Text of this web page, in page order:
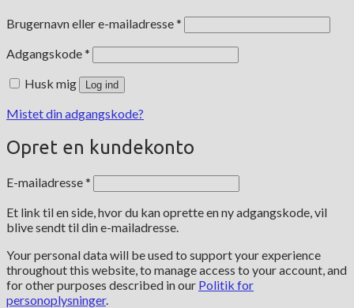
Brugernavn eller e-mailadresse* Påkrævet
Adgangskode* Påkrævet
Husk mig Log ind
Mistet din adgangskode?
Opret en kundekonto
E-mailadresse* Påkrævet
Et link til en side, hvor du kan oprette en ny adgangskode, vil
blive sendt til din e-mailadresse.
Your personal data will be used to support your experience
throughout this website, to manage access to your account, and
for other purposes described in our Politik for
personoplysninger.